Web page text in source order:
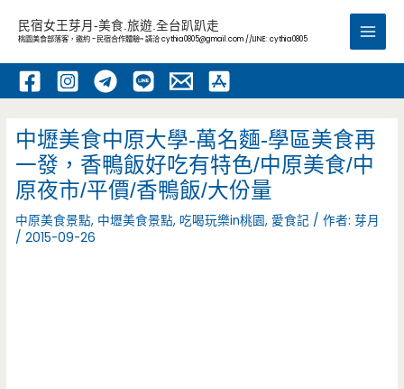
內
民宿女王芽月-美食.旅遊.全台趴趴走
桃園美食部落客，邀約 -民宿合作體驗~ 請洽cythia0805@gmail.com //LINE: cythia0805
Main
中壢美食中原大學-萬名麵-學區美食再
一發，香鴨飯好吃有特色/中原美食/中
原夜市/平價/香鴨飯/大份量
中原美食景點, 中壢美食景點, 吃喝玩樂in桃園, 愛食記 / 作者:芽月
/2015-09-26